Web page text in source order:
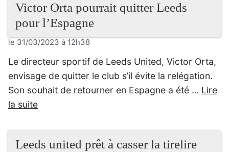
Victor Orta pourrait quitter Leeds
pour l’Espagne
le 31/03/2023 à 12h38
Le directeur sportif de Leeds United, Victor Orta,
envisage de quitter le club s’il évite la relégation.
Son souhait de retourner en Espagne a été … Lire
la suite
Leeds united prêt à casser la tirelire